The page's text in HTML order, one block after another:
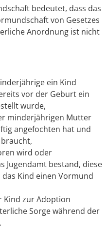
bedeutet, dass das
von Gesetzes
Anordnung ist nicht
ein Kind
vor der Geburt ein
wurde,
minderjährigen Mutter
angefochten hat und
wird oder
Jugendamt bestand, diese
Kind einen Vormund
Kind zur Adoption
Sorge während der